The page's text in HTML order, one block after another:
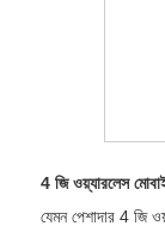
4 জি ওয়্যারলেস
যেমন পেশাদার 4 জি